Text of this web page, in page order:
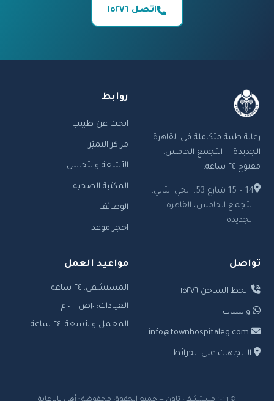
اتصل ١٥٢٧٦
رعاية طبية متكاملة في القاهرة
الجديدة — التجمع الخامس.
مفتوح ٢٤ ساعة.
14 – 15 شارع 53، الحي الثاني،
التجمع الخامس، القاهرة
الجديدة
روابط
ابحث عن طبيب
مراكز التميّز
الأشعة والتحاليل
المكتبة الصحية
الوظائف
احجز موعد
تواصل
الخط الساخن ١٥٢٧٦
واتساب
الاتجاهات على الخرائط
مواعيد العمل
المستشفى: ٢٤ ساعة
العيادات: ١٠ص – ١٠م
المعمل والأشعة: ٢٤ ساعة